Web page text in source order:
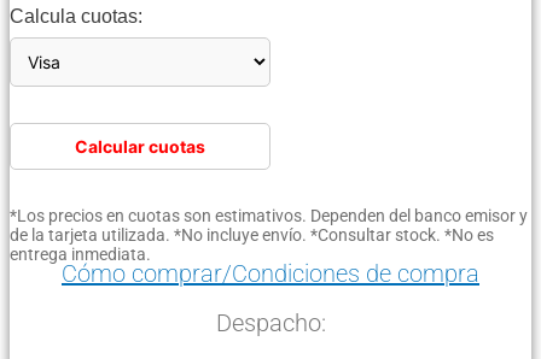
Calcula cuotas:
Calcular cuotas
*Los precios en cuotas son estimativos. Dependen del banco emisor y
de la tarjeta utilizada. *No incluye envío. *Consultar stock. *No es
entrega inmediata.
Cómo comprar/Condiciones de compra
Despacho: